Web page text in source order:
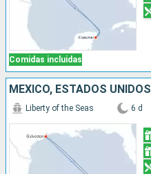
Comidas incluidas
MÉXICO, ESTADOS UNIDOS
Liberty of the Seas 6 d